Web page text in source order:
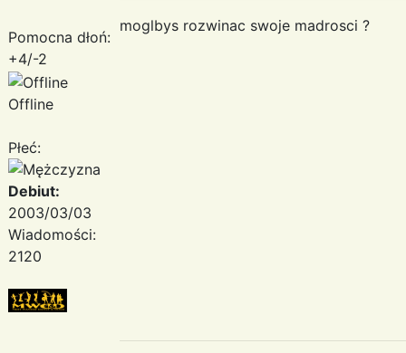
Pomocna dłoń:
+4/-2
Offline
Płeć:
Debiut:
2003/03/03
Wiadomości:
2120
moglbys rozwinac swoje madrosci ?